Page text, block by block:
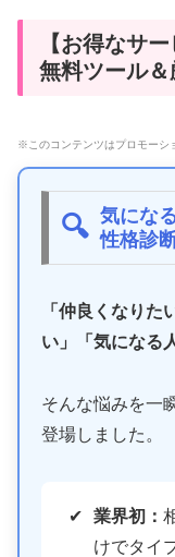
【お得なサ
無料ツール
※このコンテンツはプロモーシ
🔍 気にな
性格診
「仲良くなりた
い」「気になる
そんな悩みを一
登場しました。
業界初：
けでタイ